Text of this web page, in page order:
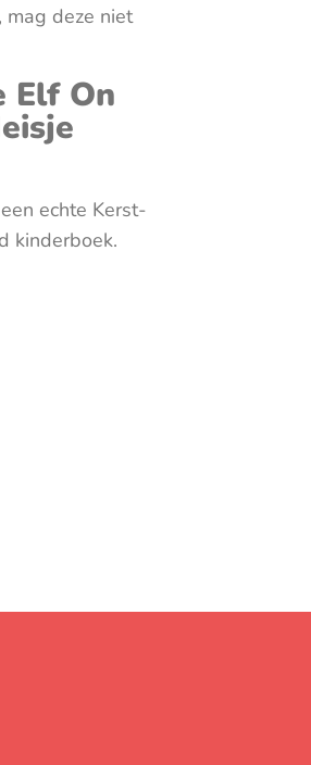
mag deze niet
Elf On
echte Kerst-
kinderboek.